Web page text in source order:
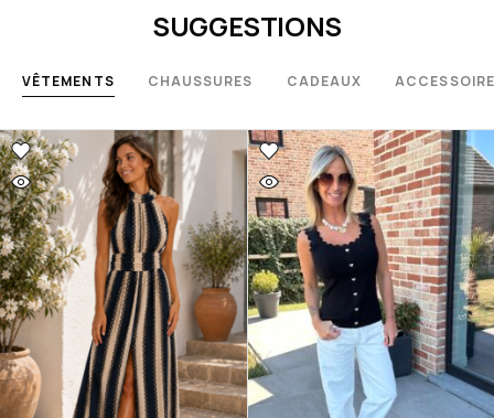
SUGGESTIONS
VÊTEMENTS CHAUSSURES CADEAUX